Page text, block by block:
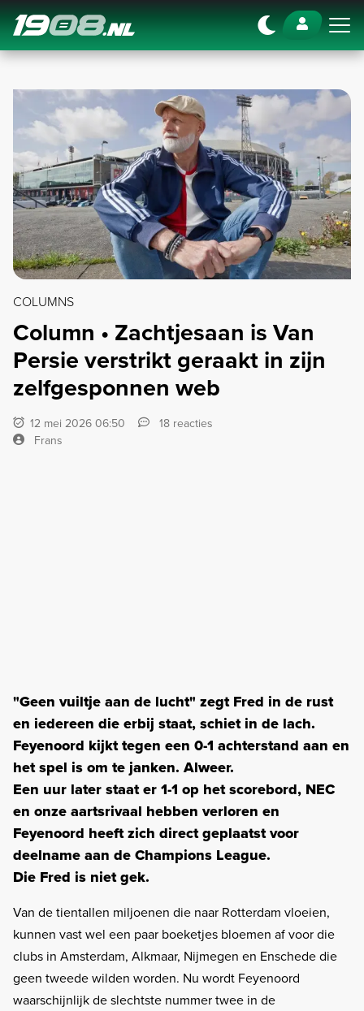
Navigation
COLUMNS
Column • Zachtjesaan is Van
Persie verstrikt geraakt in zijn
zelfgesponnen web
12 mei 2026 06:50
18 reacties
Frans
"Geen vuiltje aan de lucht" zegt Fred in de rust
en iedereen die erbij staat, schiet in de lach.
Feyenoord kijkt tegen een 0-1 achterstand aan en
het spel is om te janken. Alweer.
Een uur later staat er 1-1 op het scorebord, NEC
en onze aartsrivaal hebben verloren en
Feyenoord heeft zich direct geplaatst voor
deelname aan de Champions League.
Die Fred is niet gek.
Van de tientallen miljoenen die naar Rotterdam vloeien,
kunnen vast wel een paar boeketjes bloemen af voor die
clubs in Amsterdam, Alkmaar, Nijmegen en Enschede die
geen tweede wilden worden. Nu wordt Feyenoord
waarschijnlijk de slechtste nummer twee in de